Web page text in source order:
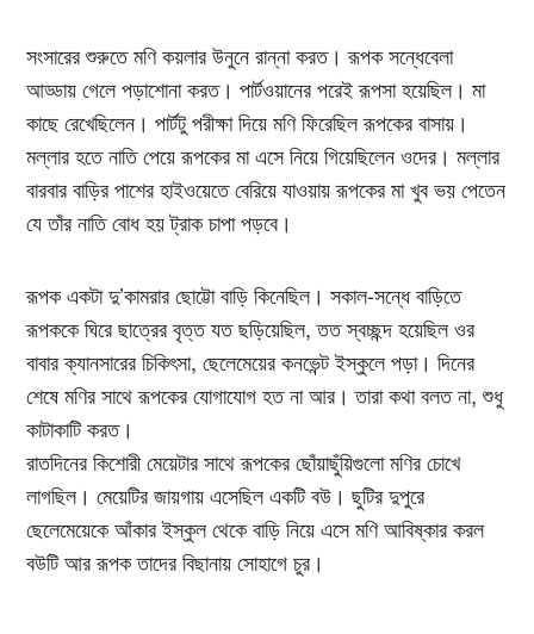
সংসারের শুরুতে মণি কয়লার উনুনে রান্না করত। রূপক সন্ধেবেলা
আড্ডায় গেলে পড়াশোনা করত। পার্টওয়ানের পরেই রূপসা হয়েছিল। মা
কাছে রেখেছিলেন। পার্টটু পরীক্ষা দিয়ে মণি ফিরেছিল রূপকের বাসায়।
মল্লার হতে নাতি পেয়ে রূপকের মা এসে নিয়ে গিয়েছিলেন ওদের। মল্লার
বারবার বাড়ির পাশের হাইওয়েতে বেরিয়ে যাওয়ায় রূপকের মা খুব ভয় পেতেন
যে তাঁর নাতি বোধ হয় ট্রাক চাপা পড়বে।
রূপক একটা দু’কামরার ছোট্টো বাড়ি কিনেছিল। সকাল-সন্ধে বাড়িতে
রূপককে ঘিরে ছাত্রের বৃত্ত যত ছড়িয়েছিল, তত স্বচ্ছন্দ হয়েছিল ওর
বাবার ক্যানসারের চিকিৎসা, ছেলেমেয়ের কনভেন্ট ইস্কুলে পড়া। দিনের
শেষে মণির সাথে রূপকের যোগাযোগ হত না আর। তারা কথা বলত না, শুধু
কাটাকাটি করত।
রাতদিনের কিশোরী মেয়েটার সাথে রূপকের ছোঁয়াছুঁয়িগুলো মণির চোখে
লাগছিল। মেয়েটির জায়গায় এসেছিল একটি বউ। ছুটির দুপুরে
ছেলেমেয়েকে আঁকার ইস্কুল থেকে বাড়ি নিয়ে এসে মণি আবিষ্কার করল
বউটি আর রূপক তাদের বিছানায় সোহাগে চুর।